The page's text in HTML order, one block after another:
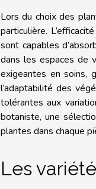
Lors du choix des
particulière.
sont capables
dans les espaces de
exigeantes en soins,
l’adaptabilité des
tolérantes aux
botaniste, une
plantes dans chaque
Les